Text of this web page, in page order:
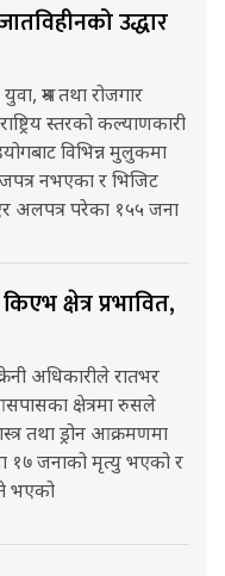
उद्धार
श्रम तथा रोजगार
स्तरको कल्याणकारी
विभिन्न मुलुकमा
नभएका र भिजिट
अलपत्र परेका १५५ जना
क्षेत्र प्रभावित,
अधिकारीले रातभर
क्षेत्रमा रुसले
तथा ड्रोन आक्रमणमा
१७ जनाको मृत्यु भएको र
भएको